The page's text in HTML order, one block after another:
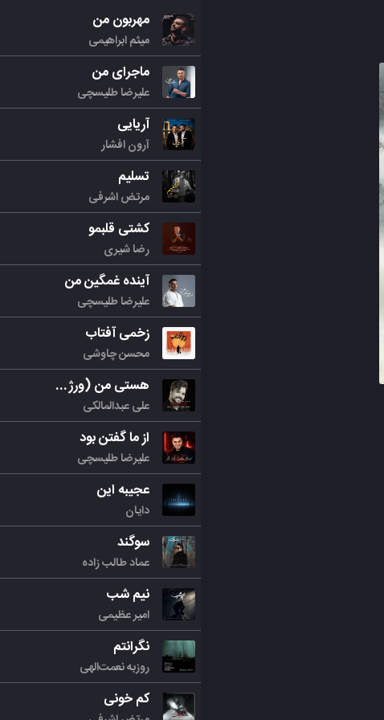
مهربون من
میثم ابراهیمی
ماجرای من
علیرضا طلیسچی
آریایی
آرون افشار
تسلیم
مرتض اشرفی
کشتی قلبمو
رضا شیری
آینده غمگین من
علیرضا طلیسچی
زخمی آفتاب
محسن چاوشی
هستی من (ورژن جدید)
علی عبدالمالکی
از ما گفتن بود
علیرضا طلیسچی
عجیبه این
دایان
سوگند
عماد طالب زاده
نیم شب
امیر عظیمی
نگرانتم
روزبه نعمت‌الهی
کم خونی